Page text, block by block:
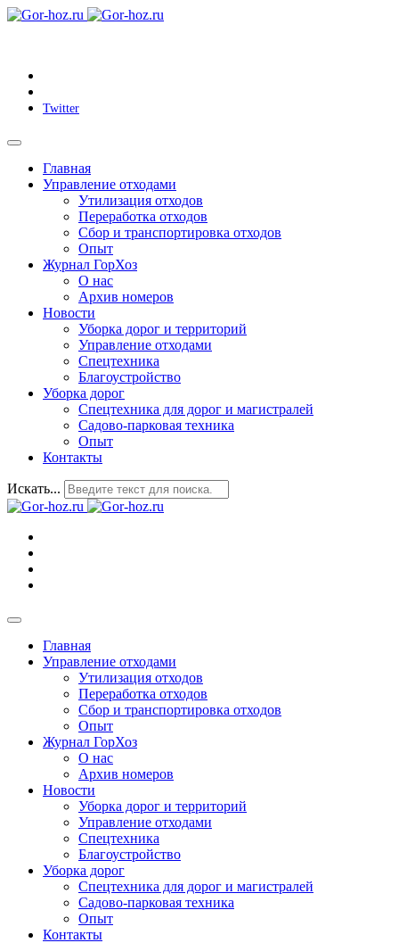
Twitter
Главная
Управление отходами
Утилизация отходов
Переработка отходов
Сбор и транспортировка отходов
Опыт
Журнал ГорХоз
О нас
Архив номеров
Новости
Уборка дорог и территорий
Управление отходами
Спецтехника
Благоустройство
Уборка дорог
Спецтехника для дорог и магистралей
Садово-парковая техника
Опыт
Контакты
Искать...
Главная
Управление отходами
Утилизация отходов
Переработка отходов
Сбор и транспортировка отходов
Опыт
Журнал ГорХоз
О нас
Архив номеров
Новости
Уборка дорог и территорий
Управление отходами
Спецтехника
Благоустройство
Уборка дорог
Спецтехника для дорог и магистралей
Садово-парковая техника
Опыт
Контакты